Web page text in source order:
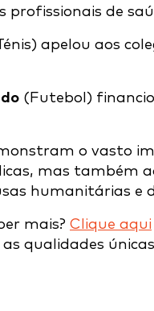
profissionais de
apelou aos
(Futebol)
o vasto
mas também
humanitárias e
mais? Clique aqui
qualidades